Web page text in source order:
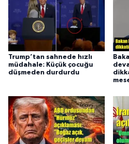
Trump’tan sahnede hızlı
müdahale: Küçük çocuğu
düşmeden durdurdu